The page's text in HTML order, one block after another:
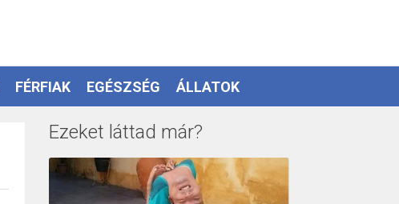
FÉRFIAK EGÉSZSÉG ÁLLATOK
Ezeket láttad már?